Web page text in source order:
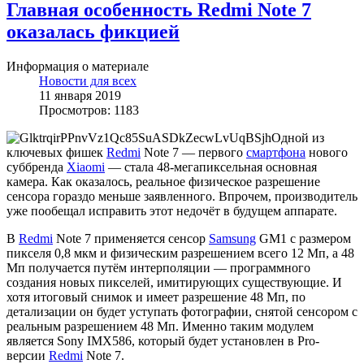
Главная особенность Redmi Note 7
оказалась фикцией
Информация о материале
Новости для всех
11 января 2019
Просмотров: 1183
Одной из
ключевых фишек Redmi Note 7 — первого смартфона нового
суббренда Xiaomi — стала 48-мегапиксельная основная
камера. Как оказалось, реальное физическое разрешение
сенсора гораздо меньше заявленного. Впрочем, производитель
уже пообещал исправить этот недочёт в будущем аппарате.
В Redmi Note 7 применяется сенсор Samsung GM1 с размером
пикселя 0,8 мкм и физическим разрешением всего 12 Мп, а 48
Мп получается путём интерполяции — программного
создания новых пикселей, имитирующих существующие. И
хотя итоговый снимок и имеет разрешение 48 Мп, по
детализации он будет уступать фотографии, снятой сенсором с
реальным разрешением 48 Мп. Именно таким модулем
является Sony IMX586, который будет установлен в Pro-
версии Redmi Note 7.